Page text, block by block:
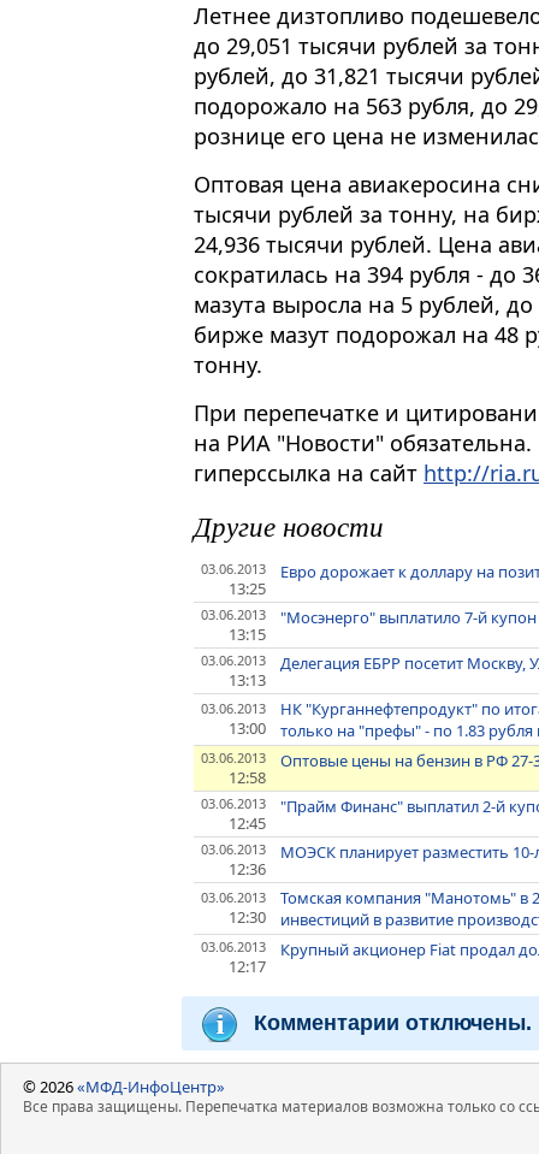
Летнее дизтопливо
до 29,051 тысячи рублей за
рублей, до 31,821 тысячи
подорожало на 563 рубля, до
рознице его цена не
Оптовая цена авиакеросина
тысячи рублей за тонну, на
24,936 тысячи рублей. Цена
сократилась на 394 рубля - до
мазута выросла на 5 рублей,
бирже мазут подорожал на 48
тонну.
При перепечатке и
на РИА "Новости"
гиперссылка на сайт http://
Другие новости
03.06.2013
13:25
Евро дорожает к доллару на
03.06.2013
13:15
"Мосэнерго" выплатило 7-й
03.06.2013
13:13
Делегация ЕБРР посетит Москву,
03.06.2013
13:00
НК "Курганнефтепродукт" по
только на "префы" - по 1.83
03.06.2013
12:58
Оптовые цены на бензин в РФ 27-
03.06.2013
12:45
"Прайм Финанс" выплатил 2-й
03.06.2013
12:36
МОЭСК планирует разместить
03.06.2013
12:30
Томская компания "Манотомь" в
инвестиций в развитие
03.06.2013
12:17
Крупный акционер Fiat продал
Комментарии отключены.
© 2026«МФД-ИнфоЦентр»
Все права защищены. Перепечатка материалов возможна только со